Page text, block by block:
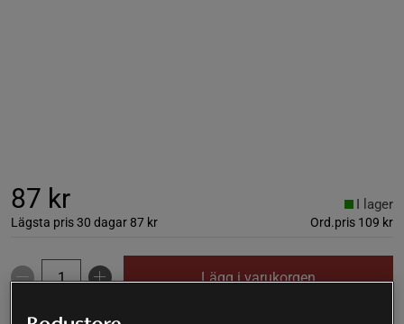
87 kr
Lägsta pris 30 dagar 87 kr Ord.pris 109 kr
I lager
Lägg i varukorgen